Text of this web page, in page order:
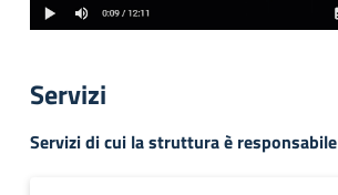
Servizi
Servizi di cui la struttura è responsabile